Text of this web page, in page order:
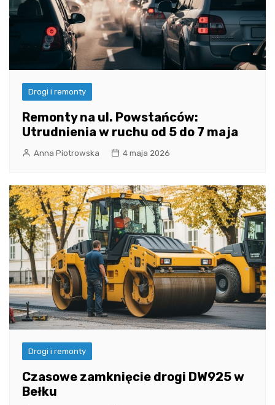
Drogi i remonty
Remonty na ul. Powstańców:
Utrudnienia w ruchu od 5 do 7 maja
Anna Piotrowska 4 maja 2026
Drogi i remonty
Czasowe zamknięcie drogi DW925 w
Bełku